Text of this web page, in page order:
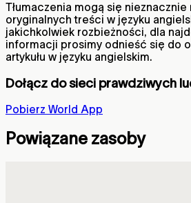
Tłumaczenia mogą się
oryginalnych treści w języku
jakichkolwiek rozbieżności, dla
informacji prosimy odnieść się do
artykułu w języku angielskim.
Dołącz do sieci prawdziwych
Pobierz World App
Powiązane zasoby